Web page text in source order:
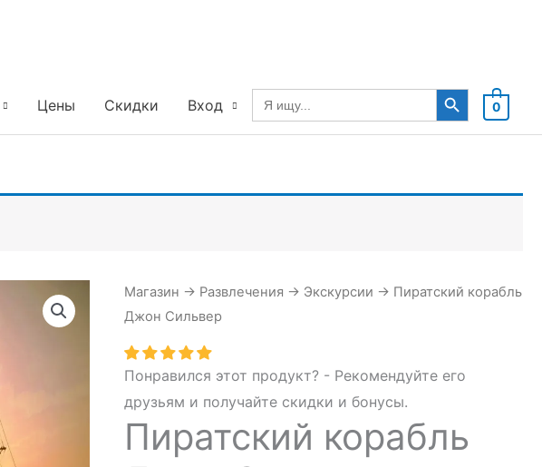
Цены Скидки Вход
Search
for:
Search Button
0
Магазин → Развлечения → Экскурсии → Пиратский корабль
Джон Сильвер
Понравился этот продукт? - Рекомендуйте его
друзьям и получайте скидки и бонусы.
Пиратский корабль